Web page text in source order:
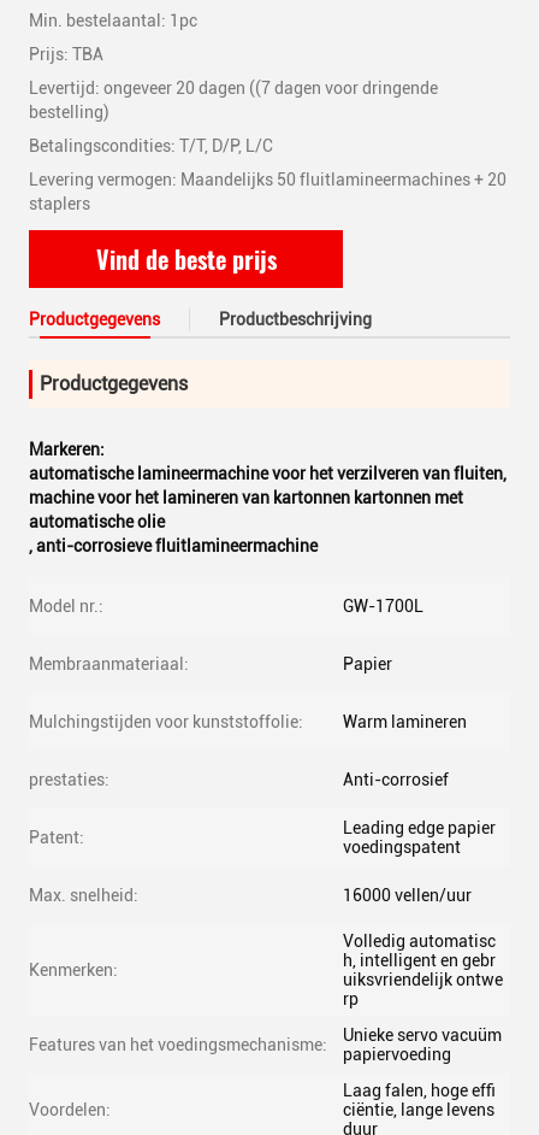
Min. bestelaantal: 1pc
Prijs: TBA
Levertijd: ongeveer 20 dagen ((7 dagen voor dringende
bestelling)
Betalingscondities: T/T, D/P, L/C
Levering vermogen: Maandelijks 50 fluitlamineermachines + 20
staplers
Vind de beste prijs
Productgegevens Productbeschrijving
Productgegevens
Markeren:
automatische lamineermachine voor het verzilveren van fluiten,
machine voor het lamineren van kartonnen kartonnen met
automatische olie
,anti-corrosieve fluitlamineermachine
Model nr.: GW-1700L
Membraanmateriaal: Papier
Mulchingstijden voor kunststoffolie: Warm lamineren
prestaties: Anti-corrosief
Patent:
Leading edge papier
voedingspatent
Max. snelheid: 16000 vellen/uur
Kenmerken:
Volledig automatisc
h, intelligent en gebr
uiksvriendelijk ontwe
rp
Features van het voedingsmechanisme:
Unieke servo vacuüm
papiervoeding
Voordelen:
Laag falen, hoge effi
ciëntie, lange levens
duur